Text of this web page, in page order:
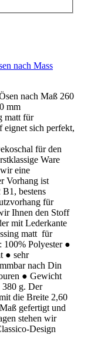
nach Mass
nach Maß 260
mm
matt für
sich perfekt,
für den
Ware
eine
Vorhang ist
bestens
für
Ihnen den Stoff
mit Lederkante
matt für
100% Polyester ●
● sehr
nach Din
● Gewicht
380 g. Der
die Breite 2,60
gefertigt und
stehen wir
Design